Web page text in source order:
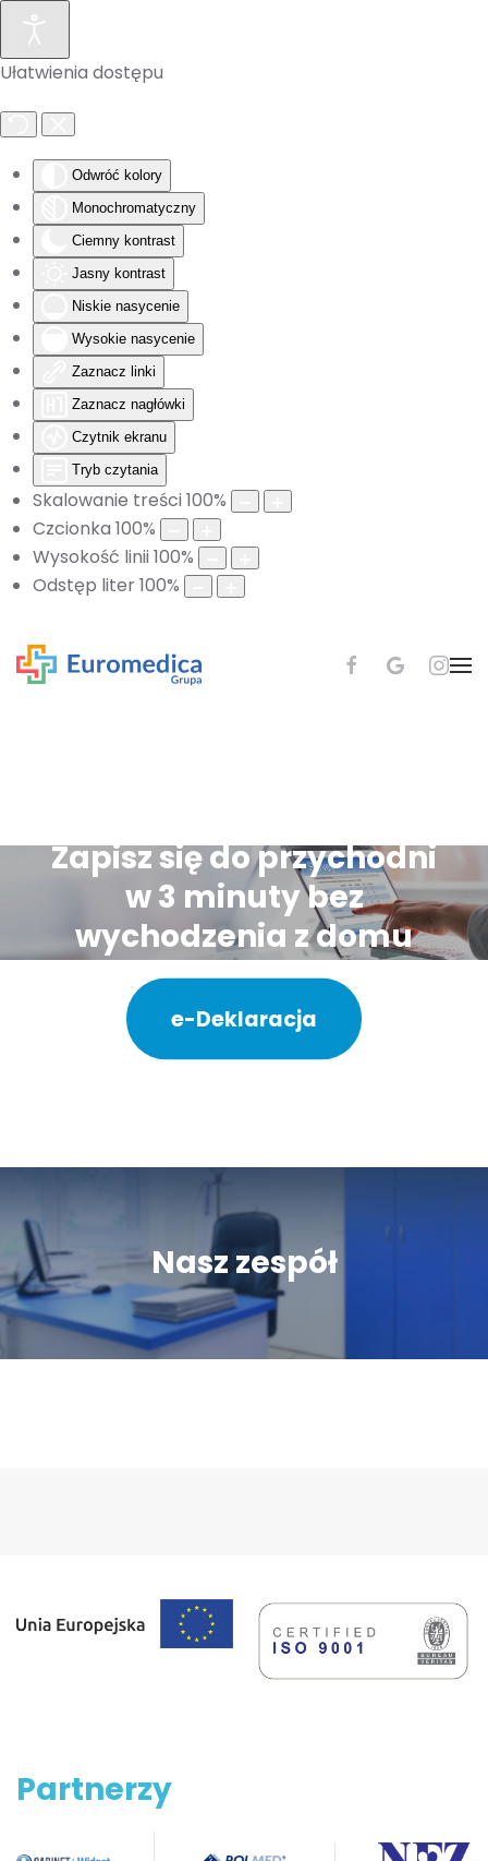
Ułatwienia dostępu
Odwróć kolory
Monochromatyczny
Ciemny kontrast
Jasny kontrast
Niskie nasycenie
Wysokie nasycenie
Zaznacz linki
Zaznacz nagłówki
Czytnik ekranu
Tryb czytania
Skalowanie treści 100%
Czcionka 100%
Wysokość linii 100%
Odstęp liter100%
Skip to main content
Zapisz się do przychodni
w 3 minuty bez
wychodzenia z domu
e-Deklaracja
Nasz zespół
Partnerzy